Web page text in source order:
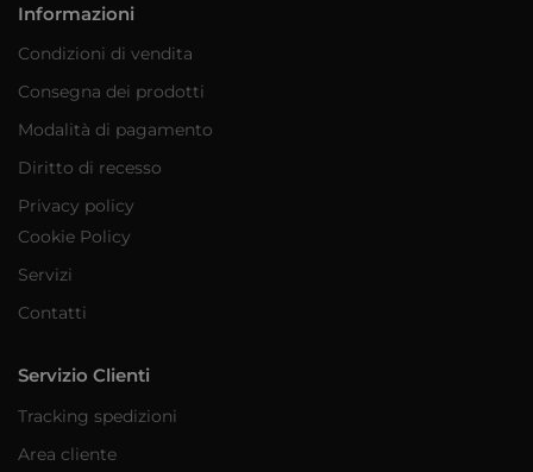
Informazioni
Condizioni di vendita
Consegna dei prodotti
Modalità di pagamento
Diritto di recesso
Privacy policy
Cookie Policy
Servizi
Contatti
Servizio Clienti
Tracking spedizioni
Area cliente